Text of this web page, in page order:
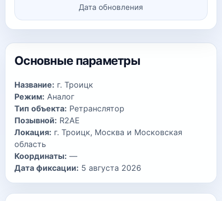
Дата обновления
Основные параметры
Название: г. Троицк
Режим: Аналог
Тип объекта: Ретранслятор
Позывной: R2AE
Локация: г. Троицк, Москва и Московская
область
Координаты: —
Дата фиксации: 5 августа 2026